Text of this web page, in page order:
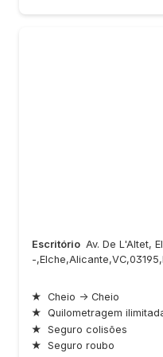
Escritório Av. De L'Altet,
-
★ Cheio → Cheio
★ Quilometragem
★ Seguro colisões
★ Seguro roubo